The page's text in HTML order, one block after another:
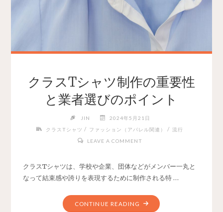
クラスTシャツ制作の重要性
と業者選びのポイント
JIN
2024年5月21日
クラスTシャツ / ファッション（アパレル関連） / 流行
LEAVE A COMMENT
クラスTシャツは、学校や企業、団体などがメンバー一丸と
なって結束感や誇りを表現するために制作される特 …
CONTINUE READING